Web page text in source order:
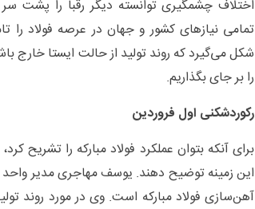
اختلاف چشمگیری توانسته دیگر رقبا را پشت سر
تمامی نیاز‌های کشور و جهان در عرصه فولاد را
شکل می‌گیرد که روند تولید از حالت ایستا خارج
را بر جای بگذاریم.
رکوردشکنی اول فروردین
برای آنکه بتوان عملکرد فولاد مبارکه را تشریح
آهن‌سازی فولاد مبارکه است. وی در مورد روند